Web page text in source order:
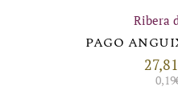
Ribera
PAGO
27,81
0,19